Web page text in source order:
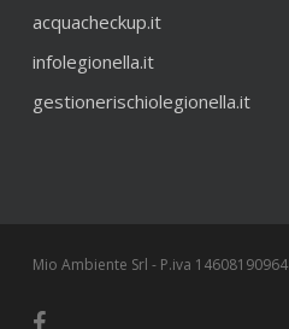
acquacheckup.it
infolegionella.it
gestionerischiolegionella.it
Mio Ambiente Srl - P.iva 14608190964
facebook